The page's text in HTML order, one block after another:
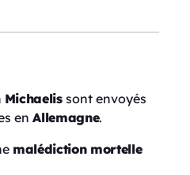
Michaelissont envoyés
enAllemagne.
malédiction mortelle